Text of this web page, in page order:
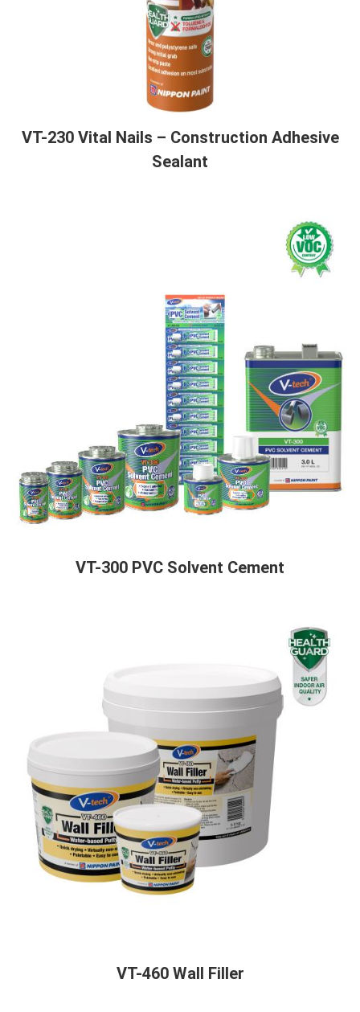
VT-230 Vital Nails – Construction Adhesive
Sealant
VT-300 PVC Solvent Cement
VT-460 Wall Filler